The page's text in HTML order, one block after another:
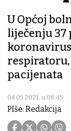
U Općoj
liječenju 37
respiratoru,
pacijenata
04.05.2021. u 08:45
PIše: Redakcija